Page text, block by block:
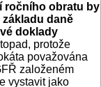
ročního obratu by
daně
doklady
protože
považována
založeném
vystavit jako